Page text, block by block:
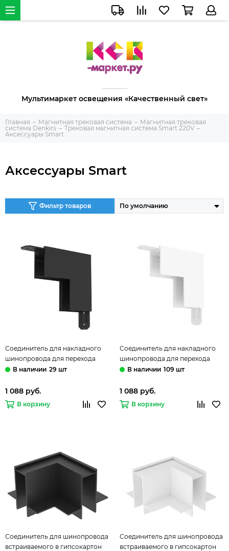
Мультимаркет освещения «Качественный свет»
Главная Магнитная трековая система
Магнитная трековая
система Denkirs
Трековая магнитная система Smart 220V
Аксессуары Smart
Аксессуары Smart
Фильтр товаров
Соединитель для накладного
шинопровода для перехода
стена-потолок TR2108-BK
29 шт
1 088 руб.
В корзину
Соединитель для накладного
шинопровода для перехода
стена-потолок TR2108-WH
109 шт
1 088 руб.
В корзину
Соединитель для шинопровода
встраиваемого в гипсокартон
Соединитель для шинопровода
встраиваемого в гипсокартон